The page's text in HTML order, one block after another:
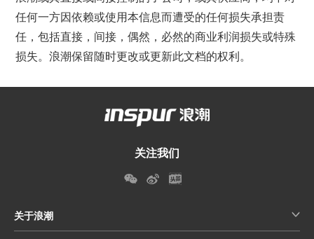
任何一方因依赖或使用本信息而遭受的任何损失承担责
任，包括直接，间接，偶然，必然的商业利润损失或特殊
损失。浪潮保留随时更改或更新此文档的权利。
关注我们
关于浪潮